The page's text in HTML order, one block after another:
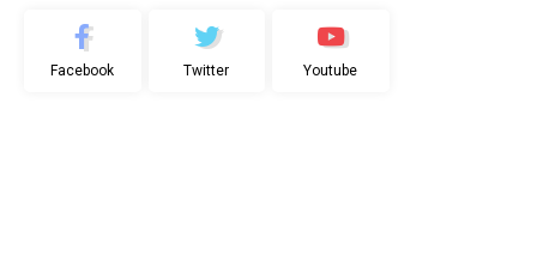
Facebook Twitter Youtube